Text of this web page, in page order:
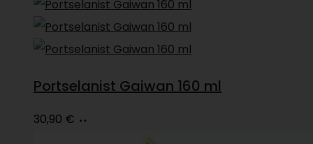
Portselanist Gaiwan 160 ml
30,90 €